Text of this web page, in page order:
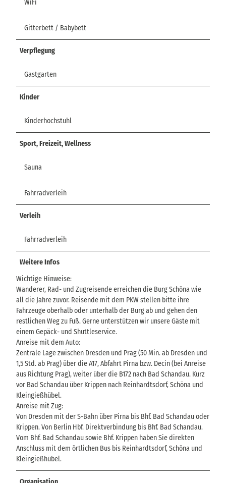
WiFi
Gitterbett / Babybett
Verpflegung
Gastgarten
Kinder
Kinderhochstuhl
Sport, Freizeit, Wellness
Sauna
Fahrradverleih
Verleih
Fahrradverleih
Weitere Infos
Wichtige Hinweise:
Wanderer, Rad- und Zugreisende erreichen die Burg Schöna wie
all die Jahre zuvor. Reisende mit dem PKW stellen bitte ihre
Fahrzeuge oberhalb oder unterhalb der Burg ab und gehen den
restlichen Weg zu Fuß. Gerne unterstützen wir unsere Gäste mit
einem Gepäck- und Shuttleservice.
Anreise mit dem Auto:
Zentrale Lage zwischen Dresden und Prag (50 Min. ab Dresden und
1,5 Std. ab Prag) über die A17, Abfahrt Pirna bzw. Decin (bei Anreise
aus Richtung Prag), weiter über die B172 nach Bad Schandau. Kurz
vor Bad Schandau über Krippen nach Reinhardtsdorf, Schöna und
Kleingießhübel.
Anreise mit Zug:
Von Dresden mit der S-Bahn über Pirna bis Bhf. Bad Schandau oder
Krippen. Von Berlin Hbf. Direktverbindung bis Bhf. Bad Schandau.
Vom Bhf. Bad Schandau sowie Bhf. Krippen haben Sie direkten
Anschluss mit dem örtlichen Bus bis Reinhardtsdorf, Schöna und
Kleingießhübel.